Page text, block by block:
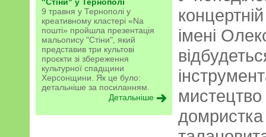
9 травня у Тернополі у
креативному кластері «Na
пошті» пройшла презентація
мальопису "Стіни", який
представив три культові
проєкти зі збереження
культурної спадщини
Херсонщини. Як це було:
детальніше за посиланням.
Детальніше
імені